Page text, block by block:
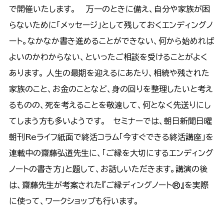
で開催いたします。 万一のときに備え、自分や家族が困
らないために「メッセージ」として残しておくエンディングノ
ート。なかなか書き進めることができない、何から始めれば
よいのかわからない、といったご相談を受けることがよく
あります。 人生の最期を迎えるにあたり、相続や残された
家族のこと、お金のことなど、身の回りを整理したいと考え
るものの、死を考えることを敬遠して、何となく先送りにし
てしまう方も多いようです。 セミナーでは、朝日新聞日曜
朝刊Reライフ紙面で終活コラム「今すぐできる終活講座」を
連載中の齋藤弘道先生に、「ご縁を大切にするエンディング
ノートの書き方」と題して、お話しいただきます。講演の後
は、齋藤先生が考案された『ご縁ディングノート®』を実際
に使って、ワークショップも行います。